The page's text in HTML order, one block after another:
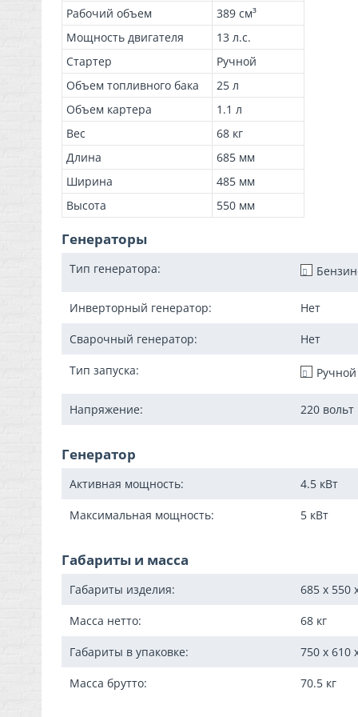
Рабочий объем
389 см³
Мощность двигателя
13 л.с.
Стартер
Ручной
Объем топливного бака
25 л
Объем картера
1.1 л
Вес
68 кг
Длина
685 мм
Ширина
485 мм
Высота
550 мм
Генераторы
Тип генератора:
Инверторный генератор: Нет
Сварочный генератор: Нет
Тип запуска: Ручной
Напряжение: 220 вольт
Генератор
Активная мощность: 4.5 кВт
Максимальная мощность: 5 кВт
Габариты и масса
Габариты изделия: 685 x 550
Масса нетто: 68 кг
Габариты в упаковке: 750 x 610
Масса брутто: 70.5 кг